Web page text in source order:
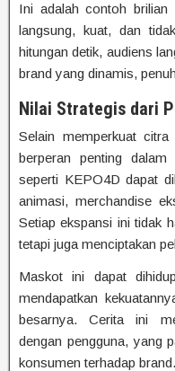
Ini adalah contoh brilian
langsung, kuat, dan
hitungan detik, audiens
brand yang dinamis,
Nilai Strategis dari
Selain memperkuat
berperan penting
seperti KEPO4D dapat
animasi, merchandise
Setiap ekspansi ini tidak
tetapi juga menciptakan
Maskot ini dapat
mendapatkan
besarnya. Cerita ini
dengan pengguna, yang
konsumen terhadap brand.